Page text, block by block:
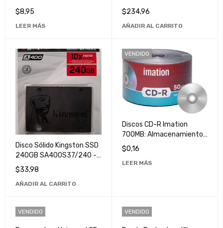
Almacenamiento Portátil
y Confiable"
$8,95
LEER MÁS
de Alta Capacidad y
Rendimiento Superior
$234,96
AÑADIR AL CARRITO
Disco Sólido Kingston SSD
240GB SA400S37/240 -
Mejora el Rendimiento de
tu Ordenador
$33,98
AÑADIR AL CARRITO
VENDIDO
Discos CD-R Imation
700MB: Almacenamiento
de Alta Calidad y
Durabilidad
$0,16
LEER MÁS
VENDIDO VENDIDO